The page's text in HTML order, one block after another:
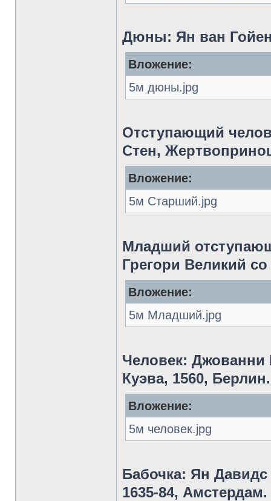
Дюны: Ян ван
Вложение:
5м дюны.jpg
Отступающий
Стен,
Вложение:
5м Старший.jpg
Младший
Грегори Великий
Вложение:
5м Младший.jpg
Человек: Джованни
Куэва, 1560, Берлин.
Вложение:
5м человек.jpg
Бабочка: Ян
1635-84, Амстердам.